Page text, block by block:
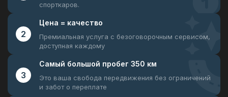
спорткаров.
2
Цена = качество
Премиальная услуга с безоговорочным сервисом,
доступная каждому
3
Самый большой пробег 350 км
Это ваша свобода передвижения без ограничений
и забот о переплате